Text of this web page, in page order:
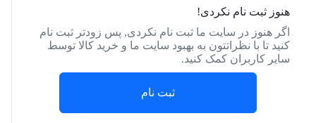
هنوز ثبت نام نکردی!
اگر هنوز در سایت ما ثبت نام نکردی, پس زودتر ثبت نام
کنید تا با نظراتتون به بهبود سایت ما و خرید کالا توسط
سایر کاربران کمک کنید.
ثبت نام